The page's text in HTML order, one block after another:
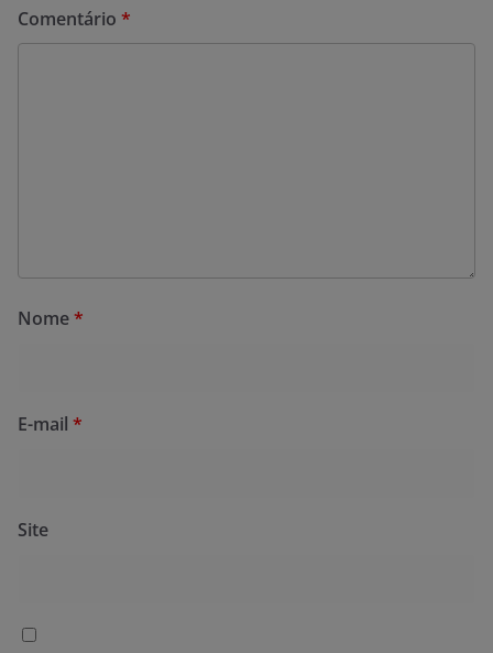
Comentário *
Nome*
E-mail *
Site